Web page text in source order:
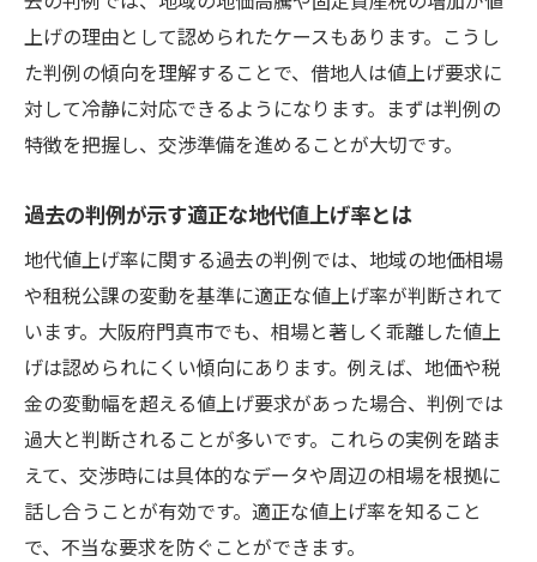
上げの理由として認められたケースもあります。こうし
た判例の傾向を理解することで、借地人は値上げ要求に
対して冷静に対応できるようになります。まずは判例の
特徴を把握し、交渉準備を進めることが大切です。
過去の判例が示す適正な地代値上げ率とは
地代値上げ率に関する過去の判例では、地域の地価相場
や租税公課の変動を基準に適正な値上げ率が判断されて
います。大阪府門真市でも、相場と著しく乖離した値上
げは認められにくい傾向にあります。例えば、地価や税
金の変動幅を超える値上げ要求があった場合、判例では
過大と判断されることが多いです。これらの実例を踏ま
えて、交渉時には具体的なデータや周辺の相場を根拠に
話し合うことが有効です。適正な値上げ率を知ること
で、不当な要求を防ぐことができます。